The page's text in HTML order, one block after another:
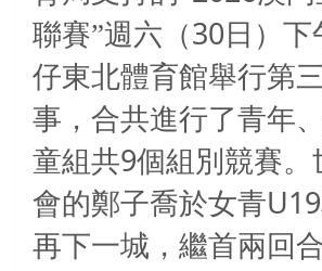
聯賽”週六（30 日）下
仔東北體育館舉行第
事，合共進行了青年
童組共9個組別競賽。
會的鄭子喬於女青U19
再下一城，繼首兩回